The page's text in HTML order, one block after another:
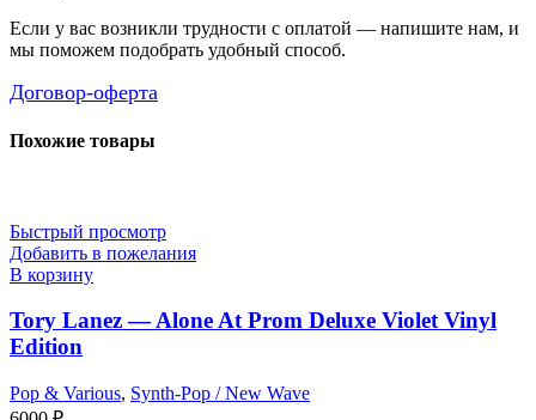
Если у вас возникли трудности с оплатой — напишите нам, и
мы поможем подобрать удобный способ.
Договор-оферта
Похожие товары
Быстрый просмотр
Добавить в пожелания
В корзину
Tory Lanez — Alone At Prom Deluxe Violet Vinyl
Edition
Pop & Various, Synth-Pop / New Wave